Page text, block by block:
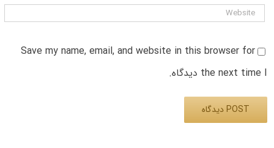
Save my name, email, and website in this browser for
the next time I دیدگاه.